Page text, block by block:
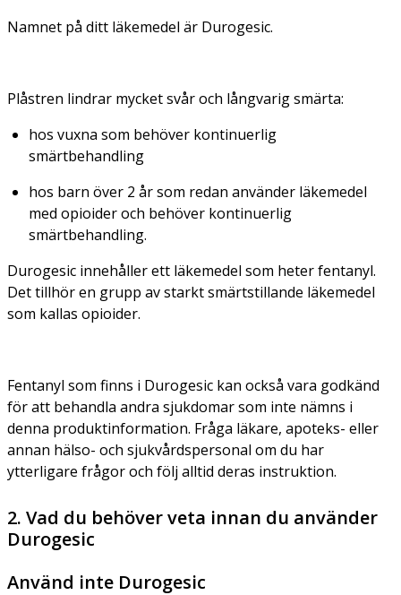
Namnet på ditt läkemedel är Durogesic.
Plåstren lindrar mycket svår och långvarig smärta:
hos vuxna som behöver kontinuerlig
smärtbehandling
hos barn över 2 år som redan använder läkemedel
med opioider och behöver kontinuerlig
smärtbehandling.
Durogesic innehåller ett läkemedel som heter fentanyl.
Det tillhör en grupp av starkt smärtstillande läkemedel
som kallas opioider.
Fentanyl som finns i Durogesic kan också vara godkänd
för att behandla andra sjukdomar som inte nämns i
denna produktinformation. Fråga läkare, apoteks- eller
annan hälso- och sjukvårdspersonal om du har
ytterligare frågor och följ alltid deras instruktion.
2. Vad du behöver veta innan du använder
Durogesic
Använd inte Durogesic